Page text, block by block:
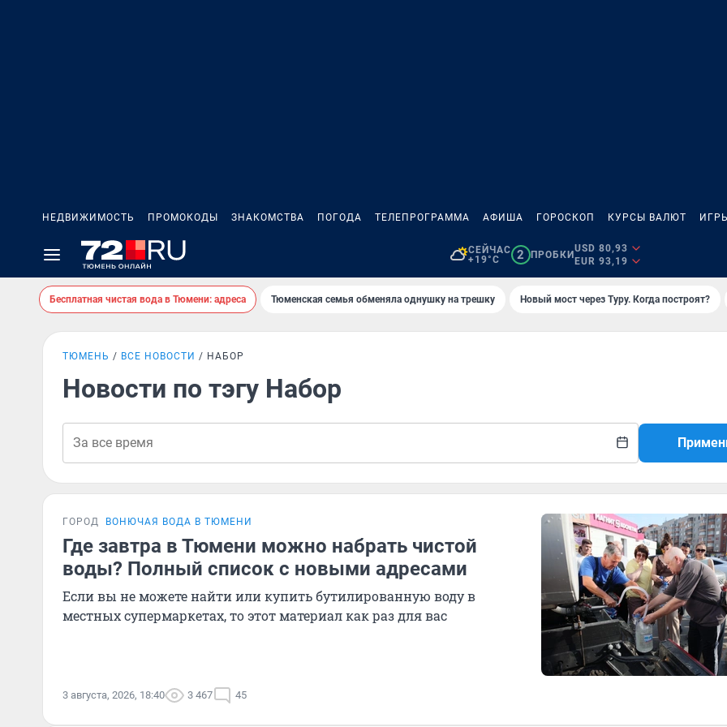
НЕДВИЖИМОСТЬ ПРОМОКОДЫ ЗНАКОМСТВА ПОГОДА ТЕЛЕПРОГРАММА АФИША ГОРОСКОП КУРСЫ ВАЛЮТ
СЕЙЧАС
+19°C
2 ПРОБКИ
USD 80,93
EUR 93,19
Бесплатная чистая вода в Тюмени: адреса Тюменская семья обменяла однушку на трешку Новый мост через Туру. Когда построят?
ТЮМЕНЬ ВСЕ НОВОСТИ НАБОР
Новости по тэгу Набор
ГОРОД ВОНЮЧАЯ ВОДА В ТЮМЕНИ
Где завтра в Тюмени можно набрать чистой
воды? Полный список с новыми адресами
Если вы не можете найти или купить бутилированную воду в
местных супермаркетах, то этот материал как раз для вас
3 августа, 2026, 18:40 3 467 45